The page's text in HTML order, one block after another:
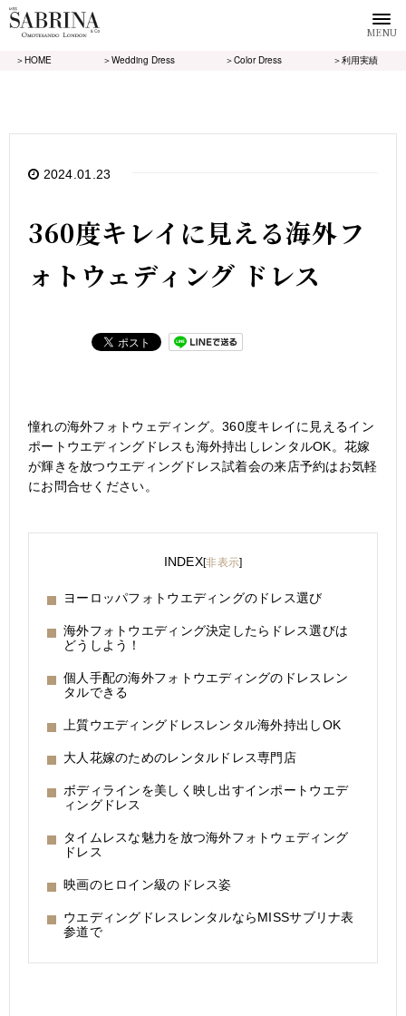
MENU
＞HOME ＞Wedding Dress ＞Color Dress ＞利用実績
2024.01.23
360度キレイに見える海外フ
ォトウェディング ドレス
憧れの海外フォトウェディング。360度キレイに見えるイン
ポートウエディングドレスも海外持出しレンタルOK。花嫁
が輝きを放つウエディングドレス試着会の来店予約はお気軽
にお問合せください。
INDEX[非表示]
ヨーロッパフォトウエディングのドレス選び
海外フォトウエディング決定したらドレス選びは
どうしよう！
個人手配の海外フォトウエディングのドレスレン
タルできる
上質ウエディングドレスレンタル海外持出しOK
大人花嫁のためのレンタルドレス専門店
ボディラインを美しく映し出すインポートウエデ
ィングドレス
タイムレスな魅力を放つ海外フォトウェディング
ドレス
映画のヒロイン級のドレス姿
ウエディングドレスレンタルならMISSサブリナ表
参道で